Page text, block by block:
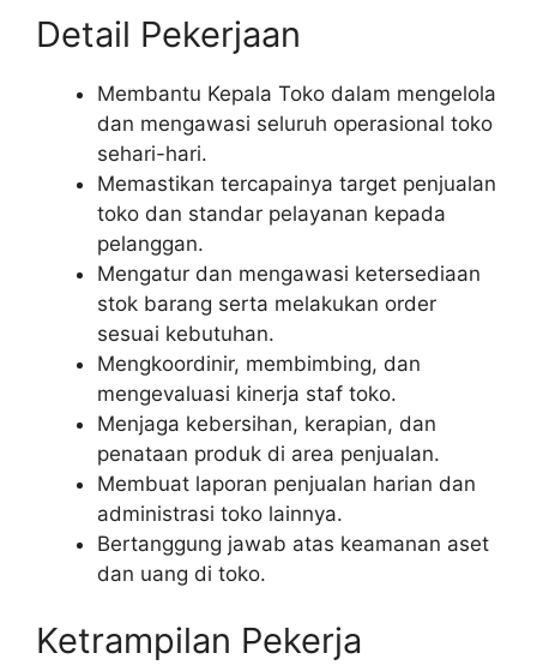
Detail Pekerjaan
Membantu Kepala Toko dalam mengelola
dan mengawasi seluruh operasional toko
sehari-hari.
Memastikan tercapainya target penjualan
toko dan standar pelayanan kepada
pelanggan.
Mengatur dan mengawasi ketersediaan
stok barang serta melakukan order
sesuai kebutuhan.
Mengkoordinir, membimbing, dan
mengevaluasi kinerja staf toko.
Menjaga kebersihan, kerapian, dan
penataan produk di area penjualan.
Membuat laporan penjualan harian dan
administrasi toko lainnya.
Bertanggung jawab atas keamanan aset
dan uang di toko.
Ketrampilan Pekerja